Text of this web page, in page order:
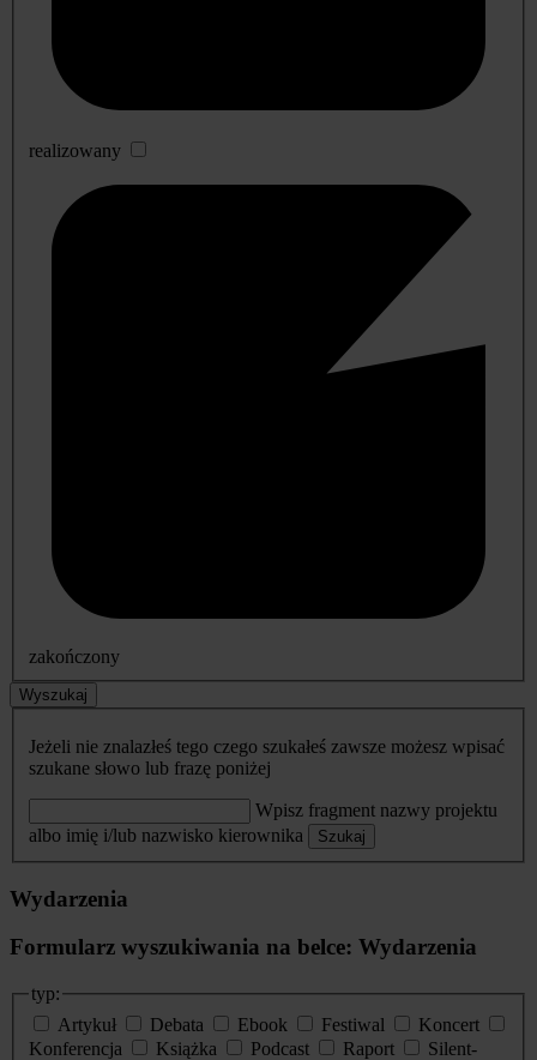
realizowany
zakończony
Wyszukaj
Jeżeli nie znalazłeś tego czego szukałeś zawsze możesz wpisać
szukane słowo lub frazę poniżej
Wpisz fragment nazwy projektu
albo imię i/lub nazwisko kierownika
Szukaj
Wydarzenia
Formularz wyszukiwania na belce: Wydarzenia
typ:
Artykuł
Debata Ebook Festiwal
Koncert
Konferencja
Książka Podcast Raport
Silent-